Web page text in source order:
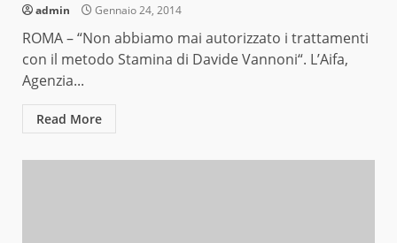
admin Gennaio 24, 2014
ROMA – “Non abbiamo mai autorizzato i trattamenti
con il metodo Stamina di Davide Vannoni“. L’Aifa,
Agenzia...
Read More